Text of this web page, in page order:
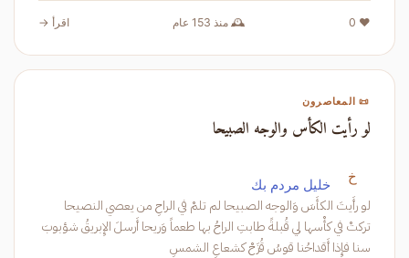
❤️ 0 🕰️ منذ 153 عام اقرأ →
📜 المعاصرون
لو رأيت الكأس والوجه الصبيحا
خ خليل مردم بك
لو رأَيتَ الكأَسَ وَالوجه الصبيحا لم تلمْ في الراحِ من يعصي النصيحا
تركتْ في كأْسها لي قُبلةً طابتِ الراحُ بها طعماً وَريحا أَرسلَ الإِبريقُ شؤبوبَ
سنا فإِذا أَقداحُنا قوسُ قُزَحْ كشعاعِ الشمسِ